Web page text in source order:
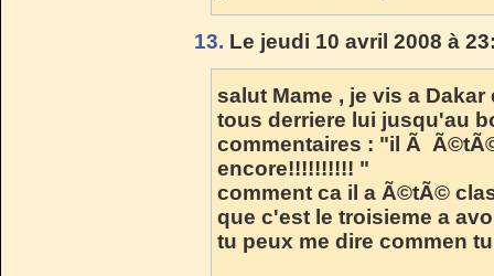
13. Le jeudi 10 avril 2008 à
salut Mame , je vis a
tous derriere lui jusqu'au
commentaires : "il Ã
encore!!!!!!!!!! "
comment ca il a Ã©tÃ©
que c'est le troisieme a
tu peux me dire commen